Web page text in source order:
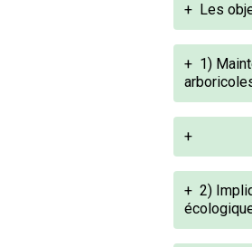
+ Les
+ 1)
+
+ 2)